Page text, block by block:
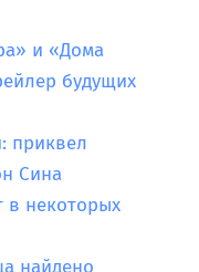
и «Дома
будущих
приквел
Сина
в некоторых
найдено